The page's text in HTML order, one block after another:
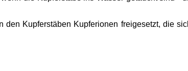
Kupferstäben Kupferionen freigesetzt, die